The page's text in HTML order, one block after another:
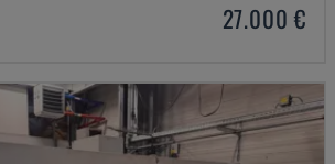
27.000 €